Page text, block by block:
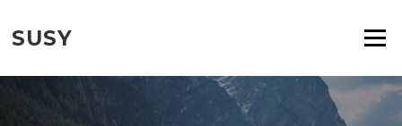
indhold
SUSY Menu